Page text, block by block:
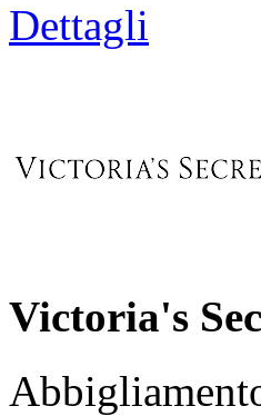
Dettagli
Victoria's